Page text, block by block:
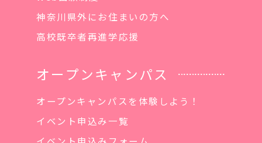
神奈川県外にお住まいの方へ
高校既卒者再進学応援
オープンキャンパス
オープンキャンパスを体験しよう！
イベント申込み一覧